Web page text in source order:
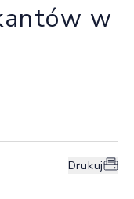
w
Drukuj